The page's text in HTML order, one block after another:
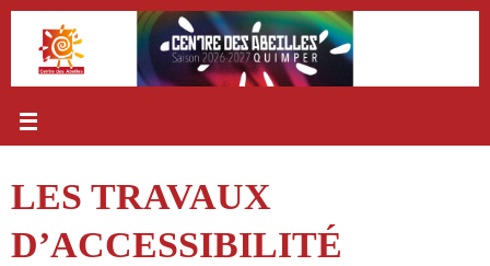
Passer
contenu
LES TRAVAUX
D’ACCESSIBILITÉ